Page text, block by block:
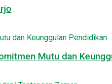
Mutu dan